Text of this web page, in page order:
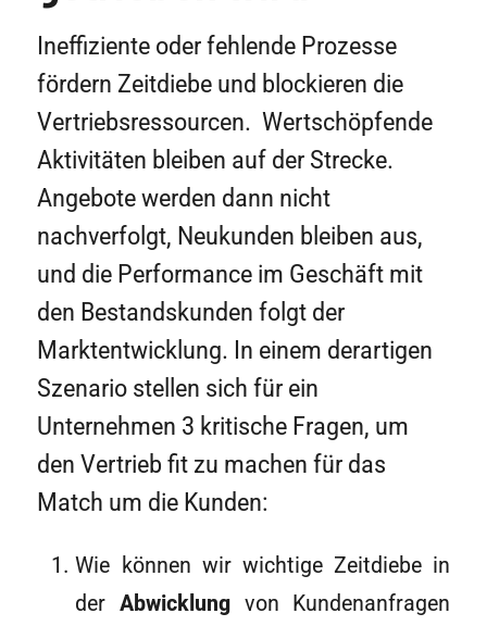
Ineffiziente oder fehlende Prozesse
fördern Zeitdiebe und blockieren die
Vertriebsressourcen. Wertschöpfende
Aktivitäten bleiben auf der Strecke.
Angebote werden dann nicht
nachverfolgt, Neukunden bleiben aus,
und die Performance im Geschäft mit
den Bestandskunden folgt der
Marktentwicklung. In einem derartigen
Szenario stellen sich für ein
Unternehmen 3 kritische Fragen, um
den Vertrieb fit zu machen für das
Match um die Kunden:
Wie können wir wichtige Zeitdiebe in
der Abwicklungvon Kundenanfragen